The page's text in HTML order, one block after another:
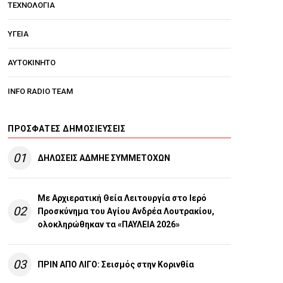
ΤΕΧΝΟΛΟΓΙΑ
ΥΓΕΙΑ
ΑΥΤΟΚΙΝΗΤΟ
INFO RADIO TEAM
ΠΡΌΣΦΑΤΕΣ ΔΗΜΟΣΙΕΎΣΕΙΣ
01 ΔΗΛΩΣΕΙΣ ΑΔΜΗΕ ΣΥΜΜΕΤΟΧΩΝ
02
Με Αρχιερατική Θεία Λειτουργία στο Ιερό
Προσκύνημα του Αγίου Ανδρέα Λουτρακίου,
ολοκληρώθηκαν τα «ΠΑΥΛΕΙΑ 2026»
03 ΠΡΙΝ ΑΠΟ ΛΙΓO: Σεισμός στην Κορινθία